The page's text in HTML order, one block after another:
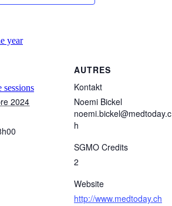
year
2024
AUTRES
Kontakt
Noemi Bickel
noemi.bickel@medtoday.c
h
SGMO Credits
2
Website
http://www.medtoday.ch